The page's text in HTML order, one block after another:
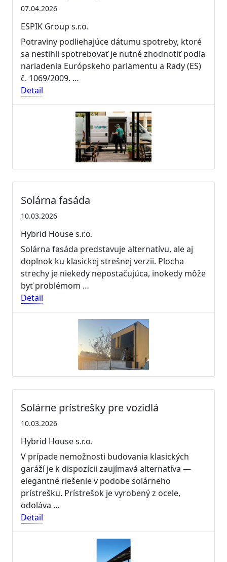
07.04.2026
ESPIK Group s.r.o.
Potraviny podliehajúce dátumu spotreby, ktoré
sa nestihli spotrebovať je nutné zhodnotiť podľa
nariadenia Európskeho parlamentu a Rady (ES)
č. 1069/2009. …
Detail
Solárna fasáda
10.03.2026
Hybrid House s.r.o.
Solárna fasáda predstavuje alternatívu, ale aj
doplnok ku klasickej strešnej verzii. Plocha
strechy je niekedy nepostačujúca, inokedy môže
byť problémom …
Detail
Solárne prístrešky pre vozidlá
10.03.2026
Hybrid House s.r.o.
V prípade nemožnosti budovania klasických
garáží je k dispozícii zaujímavá alternatíva —
elegantné riešenie v podobe solárneho
prístrešku. Prístrešok je vyrobený z ocele,
odoláva …
Detail